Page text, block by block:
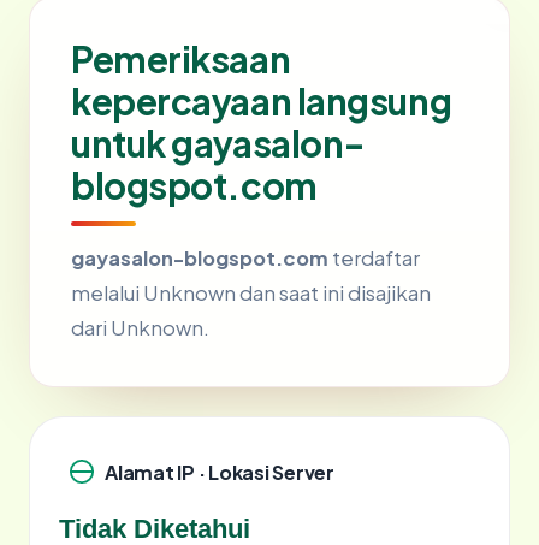
Pemeriksaan
kepercayaan langsung
untuk gayasalon-
blogspot.com
gayasalon-blogspot.com terdaftar
melalui Unknown dan saat ini disajikan
dari Unknown.
Alamat IP · Lokasi Server
Tidak Diketahui